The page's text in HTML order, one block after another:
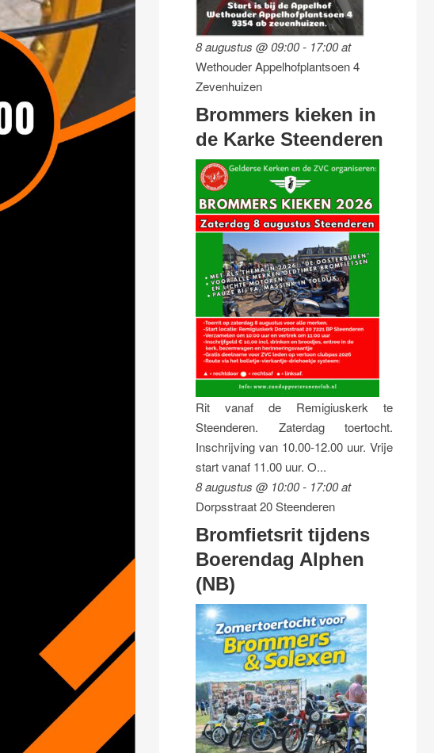
8 augustus @ 09:00- 17:00at
Wethouder Appelhofplantsoen 4
Zevenhuizen
Brommers kieken in
de Karke Steenderen
Rit vanaf de Remigiuskerk te
Steenderen. Zaterdag toertocht.
Inschrijving van 10.00-12.00 uur. Vrije
start vanaf 11.00 uur. O...
8 augustus @ 10:00- 17:00at
Dorpsstraat 20 Steenderen
Bromfietsrit tijdens
Boerendag Alphen
(NB)